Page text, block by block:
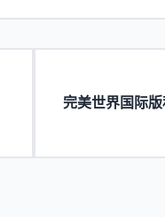
完美世界国际